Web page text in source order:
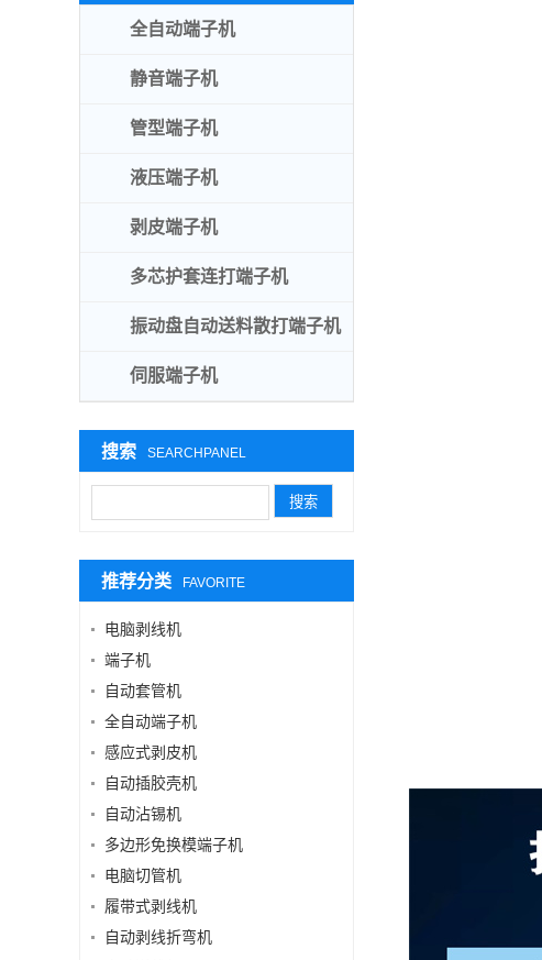
全自动端子机
静音端子机
管型端子机
液压端子机
剥皮端子机
多芯护套连打端子机
振动盘自动送料散打端子机
伺服端子机
搜索 SEARCHPANEL
推荐分类 FAVORITE
电脑剥线机
端子机
自动套管机
全自动端子机
感应式剥皮机
自动插胶壳机
自动沾锡机
多边形免换模端子机
电脑切管机
履带式剥线机
自动剥线折弯机